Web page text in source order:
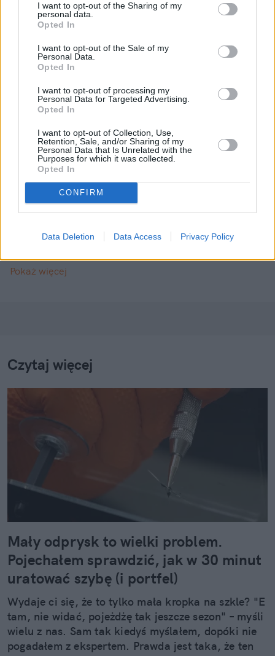
I want to opt-out of the Sharing of my
personal data.
Opted In
I want to opt-out of the Sale of my
Personal Data.
Opted In
I want to opt-out of processing my
Personal Data for Targeted Advertising.
Opted In
I want to opt-out of Collection, Use,
Retention, Sale, and/or Sharing of my
Personal Data that Is Unrelated with the
Purposes for which it was collected.
Opted In
CONFIRM
Data Deletion Data Access Privacy Policy
Więcej:
Georgette Mosbacher
Natalia Kamińska
Obserwuj
Absolwentka dziennikarstwa na UMCS i
Uniwersytecie Warszawskim. Przez kilka lat
związana z Polską Agencją Prasową. Obecnie
reporterka newsowa w naTemat.pl.
Pokaż więcej
Czytaj więcej
Mały odprysk to wielki problem.
Pojechałem sprawdzić, jak w 30 minut
uratować szybę (i portfel)
Wydaje ci się, że to tylko mała kropka na szkle? "E
tam, nie widać, pojeżdżę tak jeszcze sezon" – myśli
wielu z nas. Sam tak kiedyś myślałem, dopóki nie
pogadałem z ekspertem. Prawda jest taka, że ten